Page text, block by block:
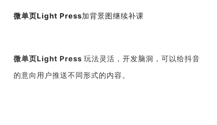
微单页Light Press加背景图继续补课
微单页Light Press 玩法灵活，开发脑洞，可以给抖音
的意向用户推送不同形式的内容。